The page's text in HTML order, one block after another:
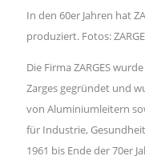
In den 60er Jahren hat
produziert. Fotos:
Die Firma ZARGES
Zarges gegründet und
von Aluminiumleitern
für Industrie,
1961 bis Ende der 70er